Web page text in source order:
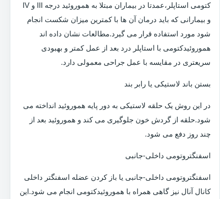
کتومی استاپلر،عمدتا در بیماران مبتلا به هموروئید درجه III و IV
و بیمارانی که باید درمان آن ها با کمترین میزان شکست انجام
شود مورد استفاده قرار می گیرد.مطالعات نشان داده اند
هموروئیدکتومی با استاپلر درد بعد از عمل کمتر و بهبودی
سریعتری در مقایسه با عمل جراحی معمولی دارد.
بستن باند لاستیکی یا رابر بند
در این روش یک حلقه لاستیکی به دور پایه هموروئید انداخته می
شود.حلقه از گردش خون جلوگیری می کند و هموروئید بعد از
چند روز دفع می شود.
اسفنگتروتومی داخلی-جانبی
اسفنگتروتومی داخلی-جانبی یا باز کردن عضله اسفنگتر داخلی
کانال آنال نیز گاهی همراه با هموروئیدکتومی انجام می شود.این